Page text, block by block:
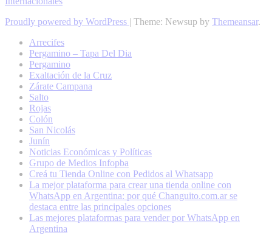
Proudly powered by WordPress | Theme: Newsup by Themeansar.
Arrecifes
Pergamino – Tapa Del Dia
Pergamino
Exaltación de la Cruz
Zárate Campana
Salto
Rojas
Colón
San Nicolás
Junín
Noticias Económicas y Políticas
Grupo de Medios Infopba
Creá tu Tienda Online con Pedidos al Whatsapp
La mejor plataforma para crear una tienda online con
WhatsApp en Argentina: por qué Changuito.com.ar se
destaca entre las principales opciones
Las mejores plataformas para vender por WhatsApp en
Argentina